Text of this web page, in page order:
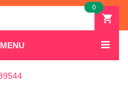
0
MENU